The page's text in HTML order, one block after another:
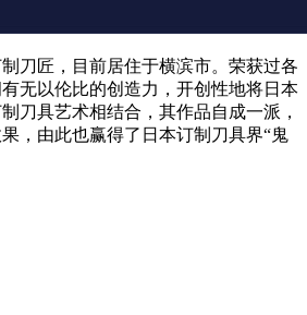
刀匠，目前居住于横滨市。荣获过各
无以伦比的创造力，开创性地将日本
刀具艺术相结合，其作品自成一派，
，由此也赢得了日本订制刀具界“鬼